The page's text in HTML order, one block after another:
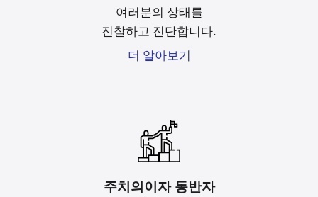
여러분의 상태를
진찰하고 진단합니다.
더 알아보기
주치의이자 동반자